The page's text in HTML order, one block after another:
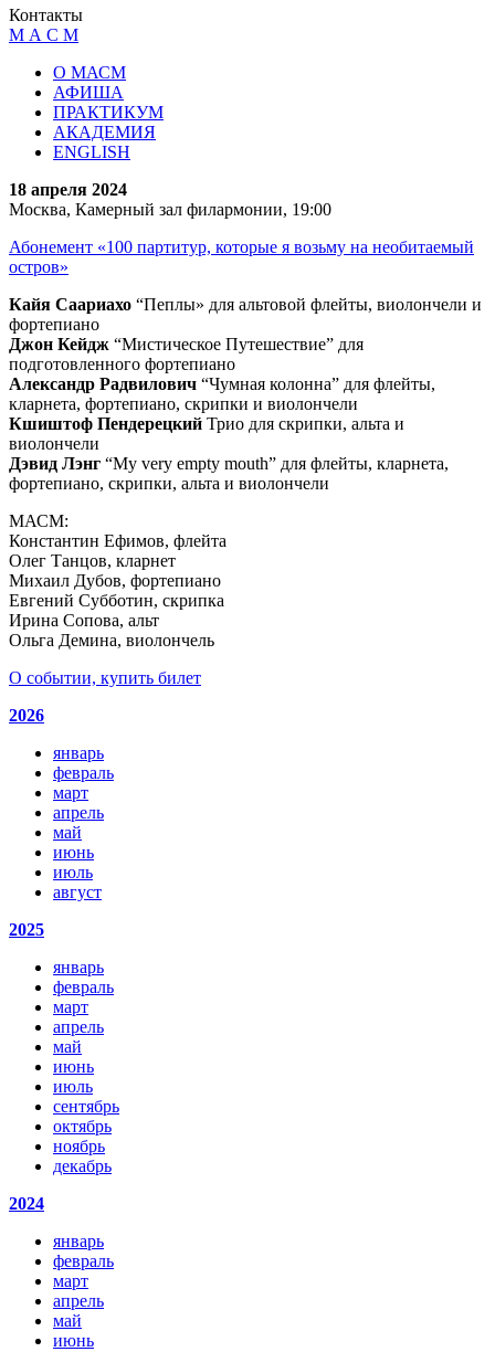
Контакты
М А С М
О МАСМ
АФИША
ПРАКТИКУМ
АКАДЕМИЯ
ENGLISH
18 апреля 2024
Москва, Камерный зал филармонии, 19:00
Абонемент «100 партитур, которые я возьму на необитаемый
остров»
Кайя Саариахо “Пеплы» для альтовой флейты, виолончели и
фортепиано
Джон Кейдж “Мистическое Путешествие” для
подготовленного фортепиано
Александр Радвилович “Чумная колонна” для флейты,
кларнета, фортепиано, скрипки и виолончели
Кшиштоф Пендерецкий Трио для скрипки, альта и
виолончели
Дэвид Лэнг “My very empty mouth” для флейты, кларнета,
фортепиано, скрипки, альта и виолончели
МАСМ:
Константин Ефимов, флейта
Олег Танцов, кларнет
Михаил Дубов, фортепиано
Евгений Субботин, скрипка
Ирина Сопова, альт
Ольга Демина, виолончель
О событии, купить билет
2026
январь
февраль
март
апрель
май
июнь
июль
август
2025
январь
февраль
март
апрель
май
июнь
июль
сентябрь
октябрь
ноябрь
декабрь
2024
январь
февраль
март
апрель
май
июнь